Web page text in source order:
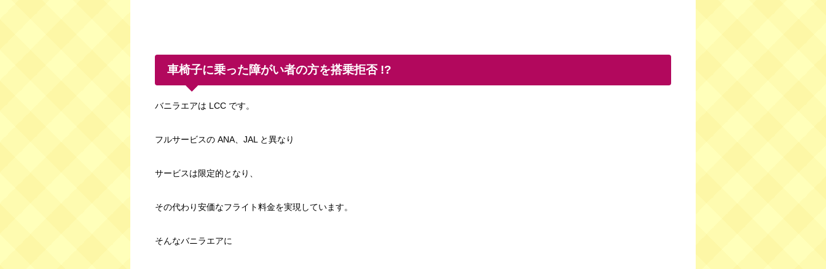
車椅子に乗った障がい者の方を搭乗拒否 !?
バニラエアは LCC です。
フルサービスの ANA、JAL と異なり
サービスは限定的となり、
その代わり安価なフライト料金を実現しています。
そんなバニラエアに